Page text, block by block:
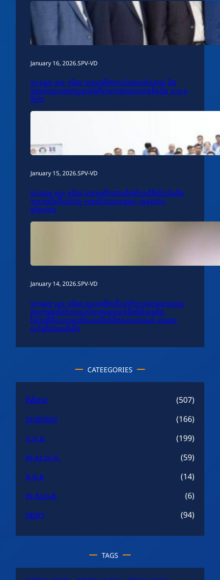
January 16, 2026.SPV-VD
ឯកឧត្តម សុខ ពុទ្ធិវុធ បានអញ្ជើញជួបសំណេះសំណាល និង
ទទួលអំណោយសប្បុរសធម៌ពីក្រុមការងារគ្រប់គ្រងនិស្សិត អ.ម.ត
ទី១២
January 15, 2026.SPV-VD
ឯកឧត្តម សុខ ពុទ្ធិវុធ បានអញ្ជើញជាអធិបតីក្នុងពិធីបើកដំណើរ
ការបង្រៀនក្លឹបសិក្សា «មនសិការពលរដ្ឋល្អ» ខេត្តតាកែវ
ឆ្នាំ២០២៦
January 14, 2026.SPV-VD
ឯកឧត្តម សុខ ពុទ្ធិវុធ បានអញ្ជើញដឹកនាំកិច្ចប្រជុំតាមដានវឌ្ឍន
ភាពការងារវិស័យបច្ចេកវិទ្យាគមនាគមន៍និងព័ត៌មាននិង
វិស័យឌីជីថលក្រសួងប្រៃសណីយ៍និងទូរគមនាគមន៍ តាមរយៈ
ប្រព័ន្ធវីដេអូសន្និសីទ
CATEEGORIES
ព័ត៌មាន
(507)
នយោបាយ
(166)
ក.ប.ទ.
(199)
ស.ស.យ.ក.
(59)
អ.ម.ត
(14)
ស.ស.អ.ត.
(6)
ផ្សេងៗ
(94)
TAGS